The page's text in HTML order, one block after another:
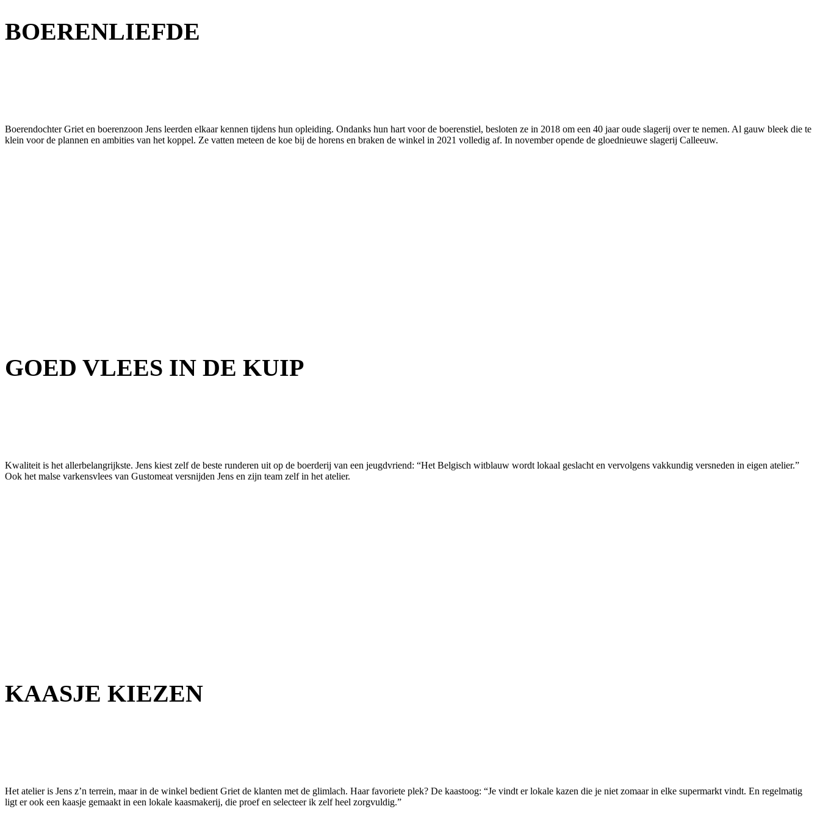
BOERENLIEFDE
Boerendochter Griet en boerenzoon Jens leerden elkaar kennen tijdens hun opleiding. Ondanks hun hart voor de boerenstiel, besloten ze in 2018 om een 40 jaar oude slagerij over te nemen. Al gauw bleek die te
klein voor de plannen en ambities van het koppel. Ze vatten meteen de koe bij de horens en braken de winkel in 2021 volledig af. In november opende de gloednieuwe slagerij Calleeuw.
GOED VLEES IN DE KUIP
Kwaliteit is het allerbelangrijkste. Jens kiest zelf de beste runderen uit op de boerderij van een jeugdvriend: “Het Belgisch witblauw wordt lokaal geslacht en vervolgens vakkundig versneden in eigen atelier.”
Ook het malse varkensvlees van Gustomeat versnijden Jens en zijn team zelf in het atelier.
KAASJE KIEZEN
Het atelier is Jens z’n terrein, maar in de winkel bedient Griet de klanten met de glimlach. Haar favoriete plek? De kaastoog: “Je vindt er lokale kazen die je niet zomaar in elke supermarkt vindt. En regelmatig
ligt er ook een kaasje gemaakt in een lokale kaasmakerij, die proef en selecteer ik zelf heel zorgvuldig.”